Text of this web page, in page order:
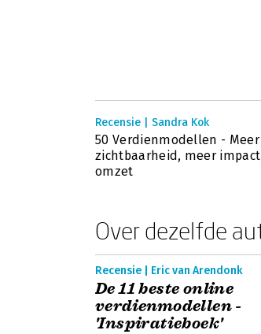
Recensie | Sandra Kok
50 Verdienmodellen - Meer
zichtbaarheid, meer
omzet
Over dezelfde
Recensie | Eric van Arendonk
De 11 beste online
verdienmodellen -
'Inspiratieboek'